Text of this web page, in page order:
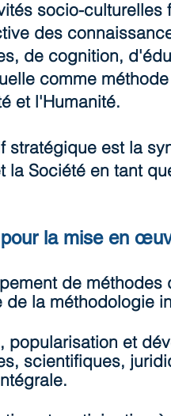
socio-culturelles
des
de cognition,
comme
et l'Humanité.
stratégique est la
la Société en tant
la mise en
de
de la méthodologie
popularisation et
scientifiques,